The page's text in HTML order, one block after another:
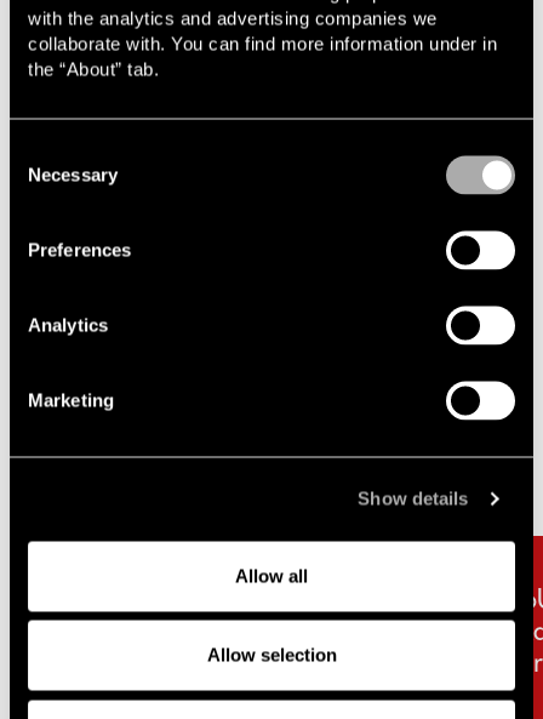
with the analytics and advertising companies we
collaborate with. You can find more information under in
the “About” tab.
Selection
Necessary
Preferences
Analytics
Marketing
Show details
Allow all
Allow selection
biträder även inom regulatoriska tvister. Vår erfarenhet och
expertis inom det regulatoriska området stärks av att vi ofta
även biträder klienter i angränsande branscher såsom
Carousel items
Relaterat
företrädesemission om
cirka 231 MSEK